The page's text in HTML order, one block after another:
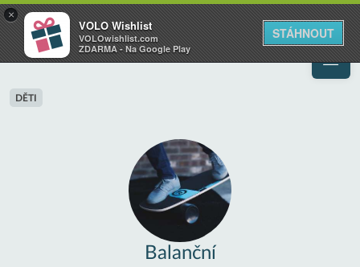
VOLO
Váš online wishlist
×
VOLO Wishlist
VOLOwishlist.com
ZDARMA - Na Google Play
STÁHNOUT
DĚTI
Balanční